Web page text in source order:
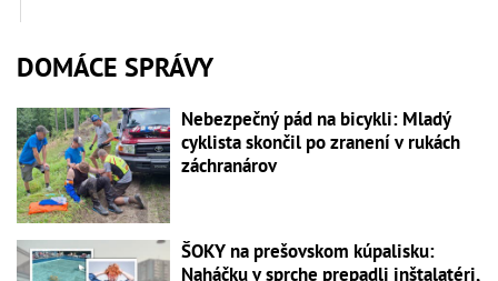
DOMÁCE SPRÁVY
Nebezpečný pád na bicykli: Mladý
cyklista skončil po zranení v rukách
záchranárov
ŠOKY na prešovskom kúpalisku:
Naháčku v sprche prepadli inštalatéri,